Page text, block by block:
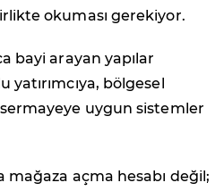
okuması gerekiyor.
bayi arayan yapılar
yatırımcıya, bölgesel
uygun sistemler
mağaza açma hesabı değil;